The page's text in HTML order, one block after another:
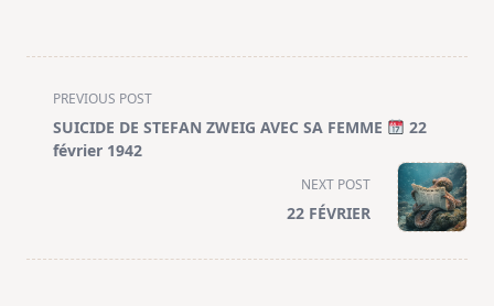
<span
class="nav-
subtitle
PREVIOUS POST
SUICIDE DE STEFAN ZWEIG AVEC SA FEMME
22
février 1942
NEXT POST
22 FÉVRIER